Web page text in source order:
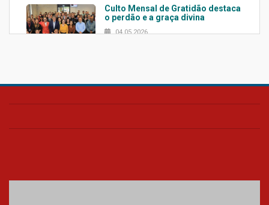
Culto Mensal de Gratidão destaca
o perdão e a graça divina
04.05.2026
Confira como foi o culto mensal